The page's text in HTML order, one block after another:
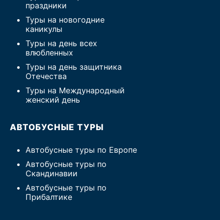
праздники
Туры на новогодние
каникулы
Туры на день всех
влюбленных
Туры на день защитника
Отечества
Туры на Международный
женский день
АВТОБУСНЫЕ ТУРЫ
Автобусные туры по Европе
Автобусные туры по
Скандинавии
Автобусные туры по
Прибалтике